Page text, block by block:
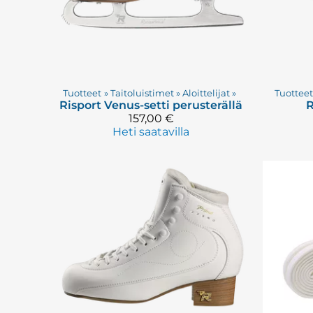
Tuotteet ‪» Taitoluistimet‪»Aloittelijat ‪»
Risport Venus-setti perusterällä
157,00 €
Heti saatavilla
Tuotteet